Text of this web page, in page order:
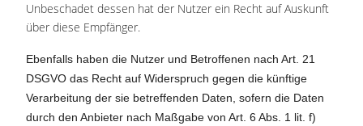
Unbeschadet dessen hat der Nutzer ein Recht auf Auskunft
über diese Empfänger.
Ebenfalls haben die Nutzer und Betroffenen nach Art. 21
DSGVO das Recht auf Widerspruch gegen die künftige
Verarbeitung der sie betreffenden Daten, sofern die Daten
durch den Anbieter nach Maßgabe von Art. 6 Abs. 1 lit. f)